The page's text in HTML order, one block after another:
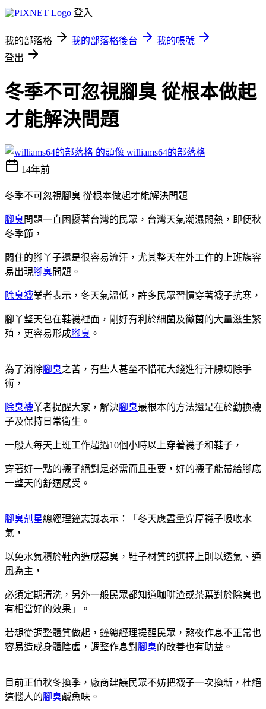
登入
我的部落格 我的部落格後台
我的帳號
登出
冬季不可忽視腳臭 從根本做起
才能解決問題
williams64的部落格
14年前
冬季不可忽視腳臭 從根本做起才能解決問題
腳臭問題一直困擾著台灣的民眾，台灣天氣潮濕悶熱，即便秋
冬季節，
悶住的腳丫子還是很容易流汗，尤其整天在外工作的上班族容
易出現腳臭問題。
除臭襪業者表示，冬天氣溫低，許多民眾習慣穿著襪子抗寒，
腳丫整天包在鞋襪裡面，剛好有利於細菌及黴菌的大量滋生繁
殖，更容易形成腳臭 。
為了消除腳臭之苦，有些人甚至不惜花大錢進行汗腺切除手
術，
除臭襪業者提醒大家，解決腳臭最根本的方法還是在於勤換襪
子及保持日常衛生。
一般人每天上班工作超過10個小時以上穿著襪子和鞋子，
穿著好一點的襪子絕對是必需而且重要，好的襪子能帶給腳底
一整天的舒適感受。
腳臭剋星總經理鐘志誠表示：「冬天應盡量穿厚襪子吸收水
氣，
以免水氣積於鞋內造成惡臭，鞋子材質的選擇上則以透氣、通
風為主，
必須定期清洗，另外一般民眾都知道咖啡渣或茶葉對於除臭也
有相當好的效果」。
若想從調整體質做起，鐘總經理提醒民眾，熬夜作息不正常也
容易造成身體陰虛，調整作息對腳臭的改善也有助益。
目前正值秋冬換季，廠商建議民眾不妨把襪子一次換新，杜絕
這惱人的腳臭鹹魚味。